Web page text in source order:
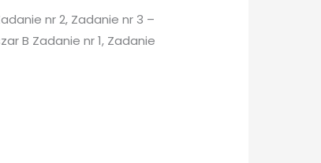
nr 2, Zadanie nr 3 –
B Zadanie nr 1, Zadanie